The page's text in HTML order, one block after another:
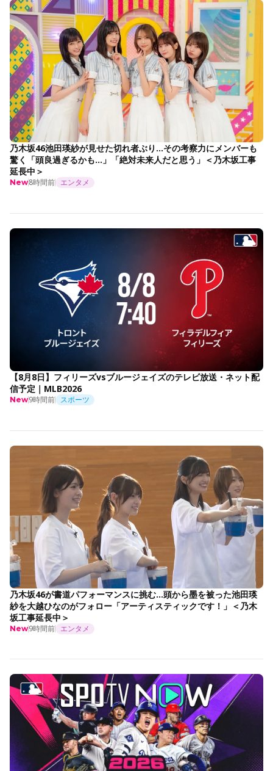
乃木坂46池田瑛紗が見せた切れ者ぶり…その考察力にメンバーも
驚く「頭良過ぎるかも…」「絶対未来人だと思う」＜乃木坂工事
延長中＞
New8時間前 エンタメ
【8月8日】フィリーズvsブルージェイズのテレビ放送・ネット配
信予定｜MLB2026
New9時間前 スポーツ
乃木坂46が書道パフォーマンスに挑む…頭から墨を被った池田瑛
紗を大越ひなのがフォロー「アーティスティックです！」＜乃木
坂工事延長中＞
New9時間前 エンタメ